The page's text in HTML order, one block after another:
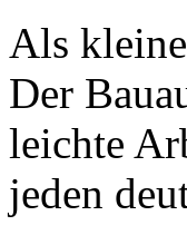
Als
Der
leichte
jeden